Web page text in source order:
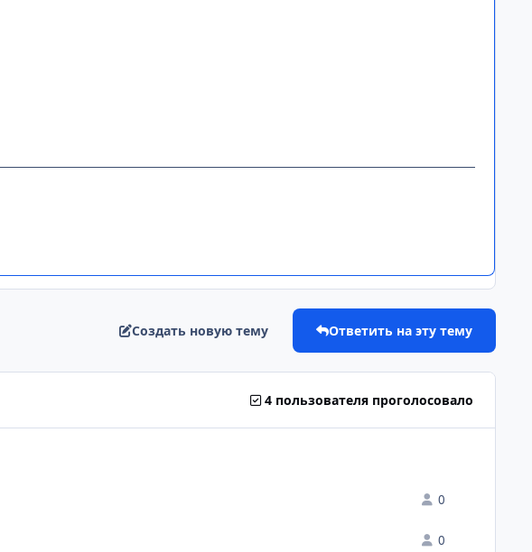
Создать новую тему Ответить на эту тему
4 пользователя проголосовало
0
0